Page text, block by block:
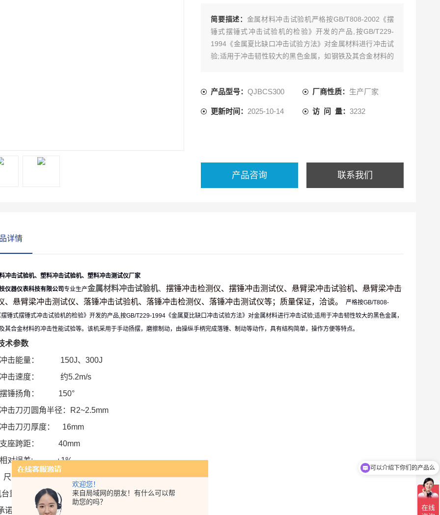
欢迎您！
来自局域网的朋友！有什么可以帮
助您的吗？
简要描述： 金属材料冲击试验机严格按GB/T808-2002《摆
锤式摆锤式冲击试验机的检验》开发的产品,按GB/T229-
1994《金属夏比缺口冲击试验方法》对金属材料进行冲击试
验;适用于冲击韧性较大的黑色金属，如钢铁及其合金材料的
点。
产品型号：QJBCS300 厂商性质： 生产厂家
更新时间： 2025-10-14 访 问 量： 3232
产品咨询 联系我们
详情
冲击试验机、塑料冲击试验机、塑料冲击测试仪厂家
仪器仪表科技有限公司专业生产金属材料冲击试验机、 摆锤冲击检测仪、摆锤冲击测试仪、 悬臂梁冲击试验机、悬臂梁冲击
、悬臂梁冲击测试仪、落锤冲击试验机、落锤冲击检测仪、落锤冲击测试仪等；质量保证，洽谈。
严格按GB/T808-
锤式摆锤式冲击试验机的检验》开发的产品,按GB/T229-1994《金属夏比缺口冲击试验方法》对金属材料进行冲击试验;适用于冲击韧性较大的黑色金属，
其合金材料的冲击性能试验等。该机采用于手动扬摆，磨擦制动，由操纵手柄完成落锤、制动等动作，具有结构简单，操作方便等特点。
术参数
击能量： 150J、300J
击速度： 约5.2m/s
锤扬角： 150°
击刀刃圆角半径：R2~2.5mm
击刀刃厚度： 16mm
座跨距： 40mm
对误差: ±1%
寸： 1000×830×1520mm
台重量： 约300kg
诺：
可以介绍下你们的产品么